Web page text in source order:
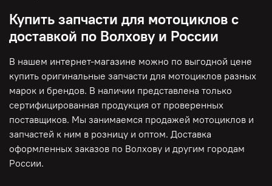
Купить запчасти для мотоциклов с
доставкой по Волхову и России
В нашем интернет-магазине можно по выгодной цене
купить оригинальные запчасти для мотоциклов разных
марок и брендов. В наличии представлена только
сертифицированная продукция от проверенных
поставщиков. Мы занимаемся продажей мотоциклов и
запчастей к ним в розницу и оптом. Доставка
оформленных заказов по Волхову и другим городам
России.